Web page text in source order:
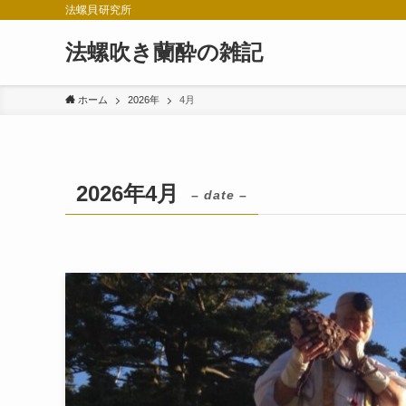
法螺貝研究所
法螺吹き蘭酔の雑記
ホーム 2026年 4月
2026年4月 – date –